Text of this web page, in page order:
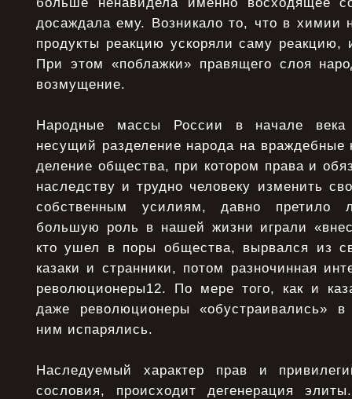
досаждала ему. Возникало то, что в химии
продукты реакцию ускоряли саму реакцию,
При этом «поблажки» правящего слоя
возмущение.
Народные массы России в начале века
несущий разделение народа на
деление общества, при котором права и
наследству и трудно человеку изменить
собственным усилиям, давно претило
большую роль в нашей жизни играли
кто ушел в поры общества, вырвался из
казаки и странники, потом разночинная
революционеры12. По мере того, как и
даже революционеры «обустраивались»
ним испарялись.
Наследуемый характер прав и
сословия, происходит дегенерация